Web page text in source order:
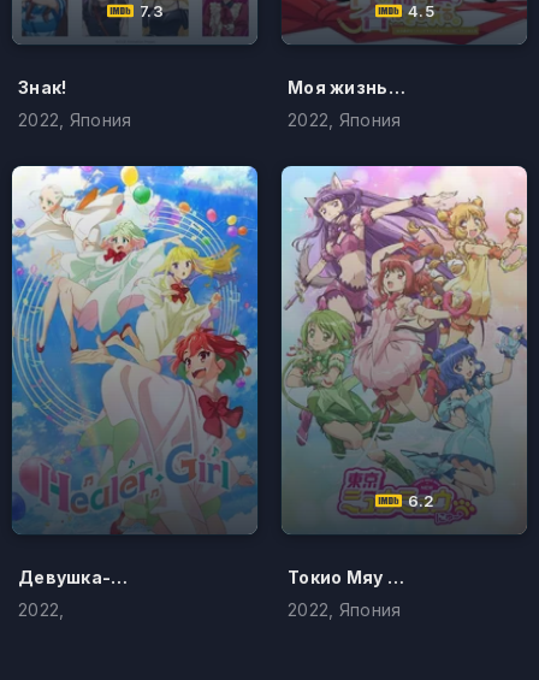
7.3
Знак!
2022, Япония
4.5
Моя жизнь после того, как однажды утром я стал микрофоном в голове манекена
2022, Япония
Девушка-целитель
2022,
6.2
Токио Мяу Мяу
2022, Япония